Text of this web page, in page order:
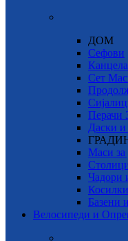
ДОМ
Сефови
Сет
Перачи
Даски
Маси за
Чадори
Базени
Велосипеди и